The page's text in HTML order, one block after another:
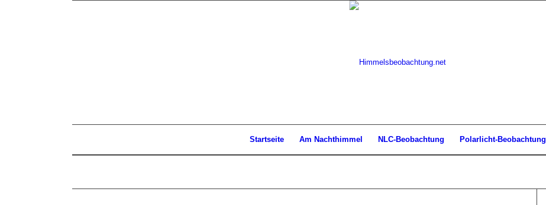
Startseite Am Nachthimmel NLC-Beobachtung Polarlicht-Beobachtung